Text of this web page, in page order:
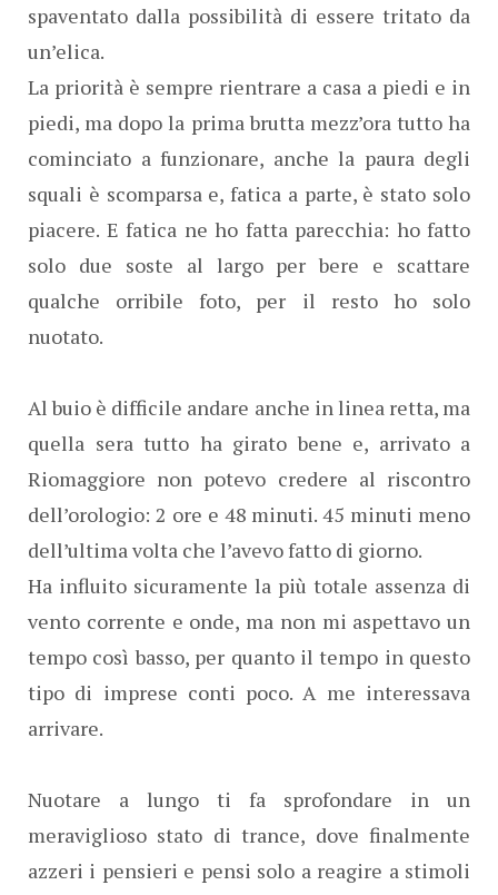
spaventato dalla possibilità di essere tritato da
un’elica.
La priorità è sempre rientrare a casa a piedi e in
piedi, ma dopo la prima brutta mezz’ora tutto ha
cominciato a funzionare, anche la paura degli
squali è scomparsa e, fatica a parte, è stato solo
piacere. E fatica ne ho fatta parecchia: ho fatto
solo due soste al largo per bere e scattare
qualche orribile foto, per il resto ho solo
nuotato.
Al buio è difficile andare anche in linea retta, ma
quella sera tutto ha girato bene e, arrivato a
Riomaggiore non potevo credere al riscontro
dell’orologio: 2 ore e 48 minuti. 45 minuti meno
dell’ultima volta che l’avevo fatto di giorno.
Ha influito sicuramente la più totale assenza di
vento corrente e onde, ma non mi aspettavo un
tempo così basso, per quanto il tempo in questo
tipo di imprese conti poco. A me interessava
arrivare.
Nuotare a lungo ti fa sprofondare in un
meraviglioso stato di trance, dove finalmente
azzeri i pensieri e pensi solo a reagire a stimoli